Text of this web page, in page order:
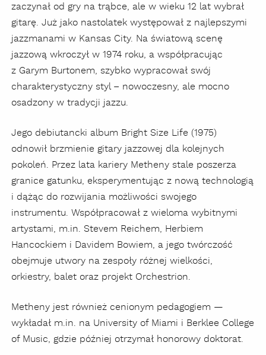
zaczynał od gry na trąbce, ale w wieku 12 lat wybrał
gitarę. Już jako nastolatek występował z najlepszymi
jazzmanami w Kansas City. Na światową scenę
jazzową wkroczył w 1974 roku, a współpracując
z Garym Burtonem, szybko wypracował swój
charakterystyczny styl – nowoczesny, ale mocno
osadzony w tradycji jazzu.
Jego debiutancki album Bright Size Life (1975)
odnowił brzmienie gitary jazzowej dla kolejnych
pokoleń. Przez lata kariery Metheny stale poszerza
granice gatunku, eksperymentując z nową technologią
i dążąc do rozwijania możliwości swojego
instrumentu. Współpracował z wieloma wybitnymi
artystami, m.in. Stevem Reichem, Herbiem
Hancockiem i Davidem Bowiem, a jego twórczość
obejmuje utwory na zespoły różnej wielkości,
orkiestry, balet oraz projekt Orchestrion.
Metheny jest również cenionym pedagogiem —
wykładał m.in. na University of Miami i Berklee College
of Music, gdzie później otrzymał honorowy doktorat.